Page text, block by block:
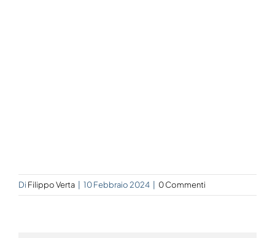
Di Filippo Verta 10 Febbraio 2024 0 Commenti